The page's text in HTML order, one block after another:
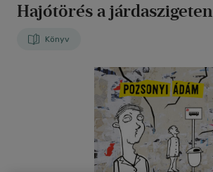
Hajótörés a járdaszigeten
Könyv